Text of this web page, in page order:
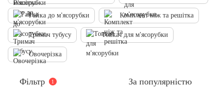
Гайка до м'ясорубки Комплект ніж та решітка
Тримач тубусу Товкач для м'ясорубки
Овочерізка
Фільтр 1 За популярністю